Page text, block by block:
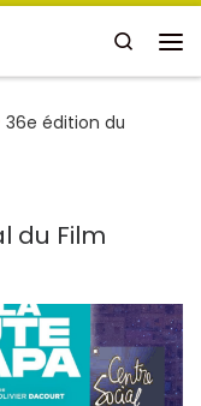
Search
36e édition du
du Film